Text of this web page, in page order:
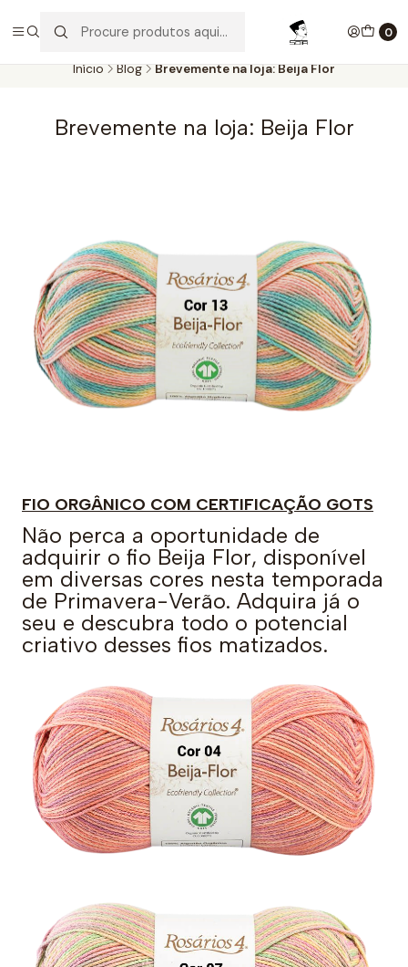
0
Aproveite as entregas grátis para todas as encomendas
superiores a 60€. Faça as suas compras e economize!
Início Blog Brevemente na loja: Beija Flor
Brevemente na loja: Beija Flor
FIO ORGÂNICO COM CERTIFICAÇÃO GOTS
Não perca a oportunidade de
adquirir o fio Beija Flor, disponível
em diversas cores nesta temporada
de Primavera-Verão. Adquira já o
seu e descubra todo o potencial
criativo desses fios matizados.